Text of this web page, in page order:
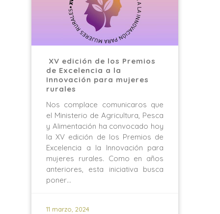
XV edición de los Premios
de Excelencia a la
Innovación para mujeres
rurales
Nos complace comunicaros que
el Ministerio de Agricultura, Pesca
y Alimentación ha convocado hoy
la XV edición de los Premios de
Excelencia a la Innovación para
mujeres rurales. Como en años
anteriores, esta iniciativa busca
poner…
11 marzo, 2024